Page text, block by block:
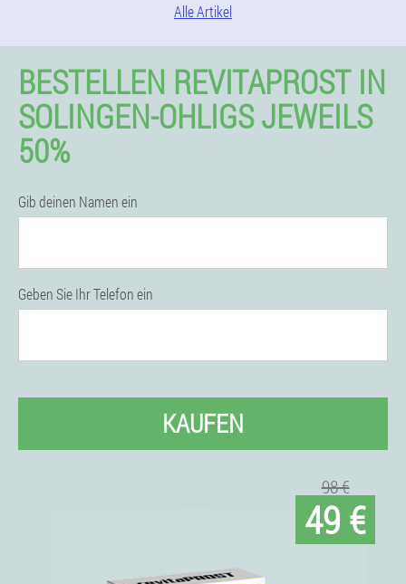
Alle Artikel
BESTELLEN REVITAPROST IN
SOLINGEN-OHLIGS JEWEILS
50%
Gib deinen Namen ein
Geben Sie Ihr Telefon ein
KAUFEN
98 €
49 €